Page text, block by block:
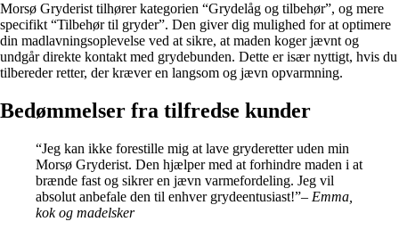
Morsø Gryderist tilhører kategorien “Grydelåg og tilbehør”, og mere
specifikt “Tilbehør til gryder”. Den giver dig mulighed for at optimere
din madlavningsoplevelse ved at sikre, at maden koger jævnt og
undgår direkte kontakt med grydebunden. Dette er især nyttigt, hvis du
tilbereder retter, der kræver en langsom og jævn opvarmning.
Bedømmelser fra tilfredse kunder
“Jeg kan ikke forestille mig at lave gryderetter uden min
Morsø Gryderist. Den hjælper med at forhindre maden i at
brænde fast og sikrer en jævn varmefordeling. Jeg vil
absolut anbefale den til enhver grydeentusiast!”– Emma,
kok og madelsker